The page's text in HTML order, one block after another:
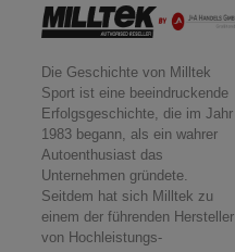
Die Geschichte von Milltek
Sport ist eine beeindruckende
Erfolgsgeschichte, die im Jahr
1983 begann, als ein wahrer
Autoenthusiast das
Unternehmen gründete.
Seitdem hat sich Milltek zu
einem der führenden Hersteller
von Hochleistungs-